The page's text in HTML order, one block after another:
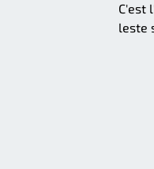
C'est
leste